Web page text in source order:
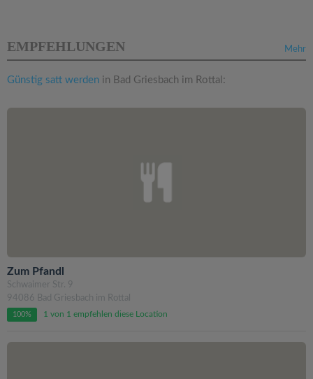
Mehr
EMPFEHLUNGEN
Günstig satt werden in Bad Griesbach im Rottal:
Zum Pfandl
Schwaimer Str. 9
94086 Bad Griesbach im Rottal
100% 1 von 1 empfehlen diese Location